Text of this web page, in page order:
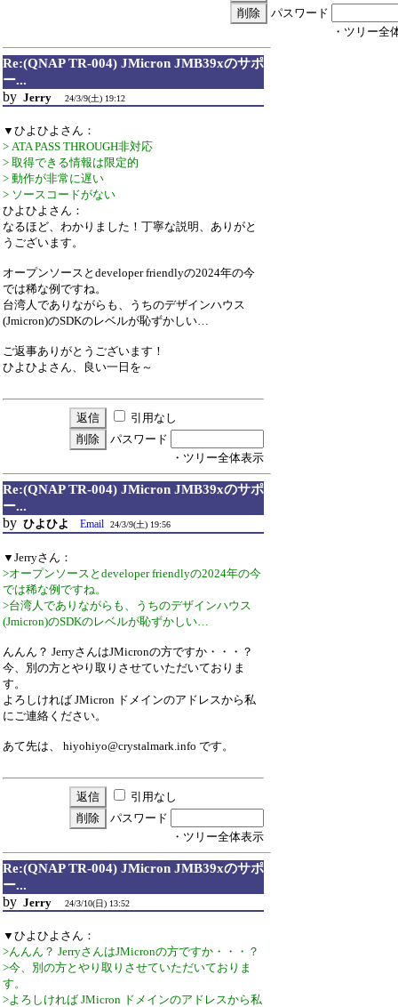
パスワード
・ツリー全
Re:(QNAP TR-004) JMicron JMB39xのサポ
ー...
by Jerry 24/3/9(土) 19:12
▼ひよひよさん：
> ATA PASS THROUGH非対応
> 取得できる情報は限定的
> 動作が非常に遅い
> ソースコードがない
ひよひよさん：
なるほど、わかりました！丁寧な説明、ありがと
うございます。
オープンソースとdeveloper friendlyの2024年の今
では稀な例ですね。
台湾人でありながらも、うちのデザインハウス
(Jmicron)のSDKのレベルが恥ずかしい…
ご返事ありがとうございます！
ひよひよさん、良い一日を～
引用なし
パスワード
・ツリー全体表示
Re:(QNAP TR-004) JMicron JMB39xのサポ
ー...
by ひよひよ Email 24/3/9(土) 19:56
▼Jerryさん：
>オープンソースとdeveloper friendlyの2024年の今
では稀な例ですね。
>台湾人でありながらも、うちのデザインハウス
(Jmicron)のSDKのレベルが恥ずかしい…
んんん？ JerryさんはJMicronの方ですか・・・？
今、別の方とやり取りさせていただいておりま
す。
よろしければ JMicron ドメインのアドレスから私
にご連絡ください。
あて先は、 hiyohiyo@crystalmark.info です。
引用なし
パスワード
・ツリー全体表示
Re:(QNAP TR-004) JMicron JMB39xのサポ
ー...
by Jerry 24/3/10(日) 13:52
▼ひよひよさん：
>んんん？ JerryさんはJMicronの方ですか・・・？
>今、別の方とやり取りさせていただいておりま
す。
>よろしければ JMicron ドメインのアドレスから私